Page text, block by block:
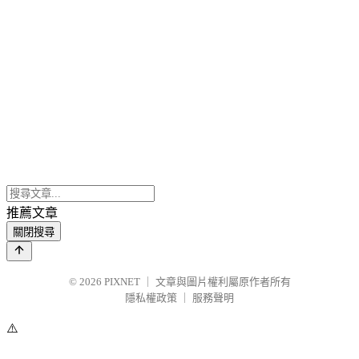
推薦文章
關閉搜尋
© 2026 PIXNET
文章與圖片權利屬原作者所有
隱私權政策
服務聲明
⚠️